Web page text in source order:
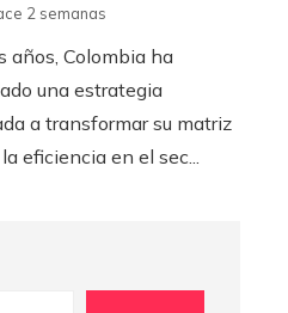
2 semanas
años, Colombia ha
una estrategia
a transformar su matriz
eficiencia en el sec...